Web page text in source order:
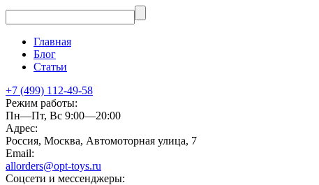
Главная
Блог
Статьи
+7 (499) 112-49-58
Режим работы:
Пн—Пт, Вс 9:00—20:00
Адрес:
Россия, Москва, Автомоторная улица, 7
Email:
allorders@opt-toys.ru
Соцсети и мессенджеры: